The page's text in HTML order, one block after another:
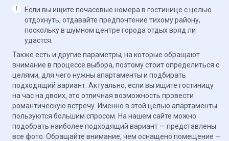
Если вы ищите почасовые номера в гостинице с целью
отдохнуть, отдавайте предпочтение тихому району,
поскольку в шумном центре города отдых вряд ли
удастся.
Также есть и другие параметры, на которые обращают
внимание в процессе выбора, поэтому стоит определиться с
целями, для чего нужны апартаменты и подбирать
подходящий вариант. Актуально, если вы ищите гостиницу
на час на двоих, это отличная возможность провести
романтическую встречу. Именно в этой целью апартаменты
пользуются большим спросом. На нашем сайте можно
подобрать наиболее подходящий вариант — представлены
все фото. Обращайте внимание, чем оснащено помещение —